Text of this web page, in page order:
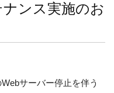
ンス実施のお
サーバー停止を伴う